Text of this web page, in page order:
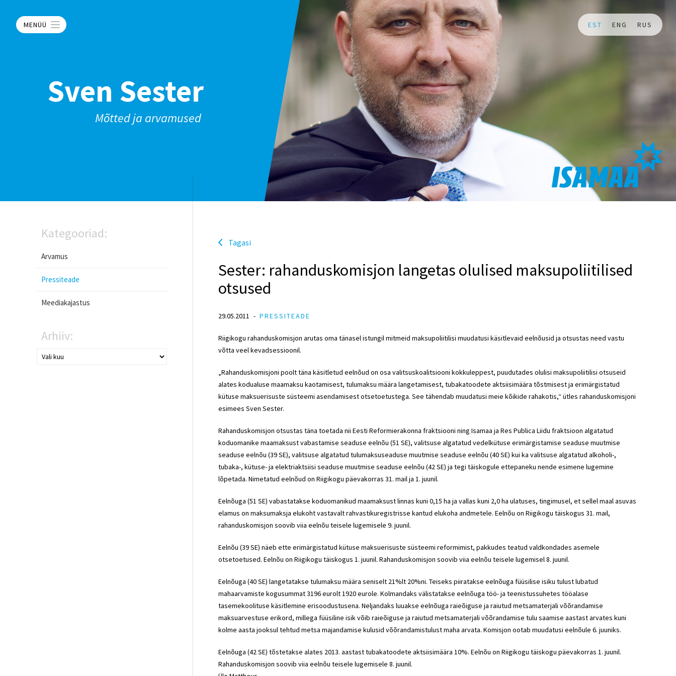
MENÜÜ EST ENG RUS
Sven Sester
Mõtted ja arvamused
Kategooriad:
Arvamus
Pressiteade
Meediakajastus
Arhiiv:
Tagasi
Sester: rahanduskomisjon langetas olulised maksupoliitilised
otsused
29.05.2011 PRESSITEADE
Riigikogu rahanduskomisjon arutas oma tänasel istungil mitmeid maksupoliitilisi muudatusi käsitlevaid eelnõusid ja otsustas need vastu
võtta veel kevadsessioonil.
„Rahanduskomisjoni poolt täna käsitletud eelnõud on osa valitsuskoalitsiooni kokkuleppest, puudutades olulisi maksupoliitilisi otsuseid
alates kodualuse maamaksu kaotamisest, tulumaksu määra langetamisest, tubakatoodete aktsiisimäära tõstmisest ja erimärgistatud
kütuse maksuerisuste süsteemi asendamisest otsetoetustega. See tähendab muudatusi meie kõikide rahakotis,“ ütles rahanduskomisjoni
esimees Sven Sester.
Rahanduskomisjon otsustas täna toetada nii Eesti Reformierakonna fraktsiooni ning Isamaa ja Res Publica Liidu fraktsioon algatatud
koduomanike maamaksust vabastamise seaduse eelnõu (51 SE), valitsuse algatatud vedelkütuse erimärgistamise seaduse muutmise
seaduse eelnõu (39 SE), valitsuse algatatud tulumaksuseaduse muutmise seaduse eelnõu (40 SE) kui ka valitsuse algatatud alkoholi-,
tubaka-, kütuse- ja elektriaktsiisi seaduse muutmise seaduse eelnõu (42 SE) ja tegi täiskogule ettepaneku nende esimene lugemine
lõpetada. Nimetatud eelnõud on Riigikogu päevakorras 31. mail ja 1. juunil.
Eelnõuga (51 SE) vabastatakse koduomanikud maamaksust linnas kuni 0,15 ha ja vallas kuni 2,0 ha ulatuses, tingimusel, et sellel maal asuvas
elamus on maksumaksja elukoht vastavalt rahvastikuregistrisse kantud elukoha andmetele. Eelnõu on Riigikogu täiskogus 31. mail,
rahanduskomisjon soovib viia eelnõu teisele lugemisele 9. juunil.
Eelnõu (39 SE) näeb ette erimärgistatud kütuse maksuerisuste süsteemi reformimist, pakkudes teatud valdkondades asemele
otsetoetused. Eelnõu on Riigikogu täiskogus 1. juunil. Rahanduskomisjon soovib viia eelnõu teisele lugemisel 8. juunil.
Eelnõuga (40 SE) langetatakse tulumaksu määra seniselt 21%lt 20%ni. Teiseks piiratakse eelnõuga füüsilise isiku tulust lubatud
mahaarvamiste kogusummat 3196 eurolt 1920 eurole. Kolmandaks välistatakse eelnõuga töö- ja teenistussuhetes tööalase
tasemekoolituse käsitlemine erisoodustusena. Neljandaks luuakse eelnõuga raieõiguse ja raiutud metsamaterjali võõrandamise
maksuarvestuse erikord, millega füüsiline isik võib raieõiguse ja raiutud metsamaterjali võõrandamise tulu saamise aastast arvates kuni
kolme aasta jooksul tehtud metsa majandamise kulusid võõrandamistulust maha arvata. Komisjon ootab muudatusi eelnõule 6. juuniks.
Eelnõuga (42 SE) tõstetakse alates 2013. aastast tubakatoodete aktsiisimäära 10%. Eelnõu on Riigikogu täiskogu päevakorras 1. juunil.
Rahanduskomisjon soovib viia eelnõu teisele lugemisele 8. juunil.